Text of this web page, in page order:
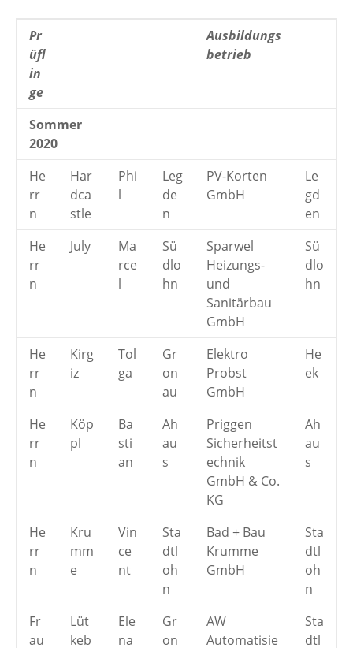
Pr
üfl
in
ge
Ausbildungs
betrieb
Sommer
2020
He
rr
n
Har
dca
stle
Phi
l
Leg
de
n
PV-Korten
GmbH
Le
gd
en
He
rr
n
July
Ma
rce
l
Sü
dlo
hn
Sparwel
Heizungs-
und
Sanitärbau
GmbH
Sü
dlo
hn
He
rr
n
Kirg
iz
Tol
ga
Gr
on
au
Elektro
Probst
GmbH
He
ek
He
rr
n
Köp
pl
Ba
sti
an
Ah
au
s
Priggen
Sicherheitst
echnik
GmbH & Co.
KG
Ah
au
s
He
rr
n
Kru
mm
e
Vin
ce
nt
Sta
dtl
oh
n
Bad + Bau
Krumme
GmbH
Sta
dtl
oh
n
Fr
au
Lüt
keb
Ele
na
Gr
on
AW
Automatisie
Sta
dtl